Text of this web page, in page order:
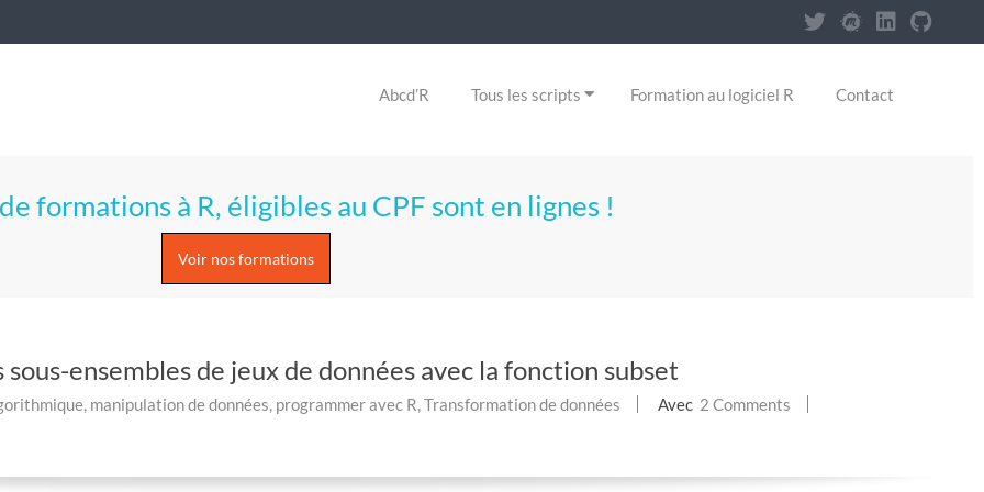
Abcd’R Tous les scripts Formation au logiciel R Contact
formations à R, éligibles au CPF sont en lignes !
Voir nos formations
ensembles de jeux de données avec la fonction subset
manipulation de données programmer avec R Transformation de données Avec 2 Comments